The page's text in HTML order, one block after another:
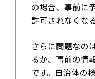
の場合、事前に
許可されなくな
さらに問題なの
るか、事前の情
です。自治体の